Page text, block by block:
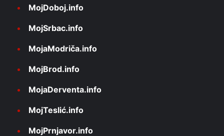
MojDoboj.info
MojSrbac.info
MojaModriča.info
MojBrod.info
MojaDerventa.info
MojTeslić.info
MojPrnjavor.info